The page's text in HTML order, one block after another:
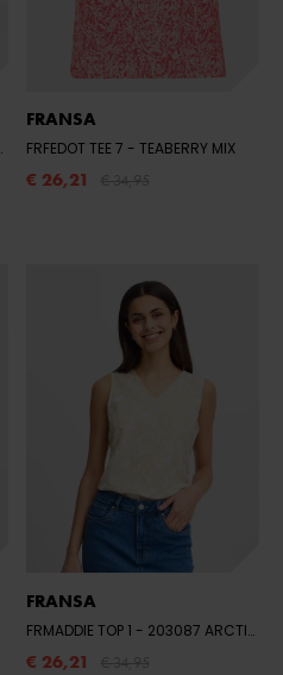
FRANSA
FRFEDOT TEE 7 - TEABERRY MIX
€ 26,21
FRANSA
FRMADDIE TOP 1 - 203087 ARCTIC WOLF MIX
€ 26,21